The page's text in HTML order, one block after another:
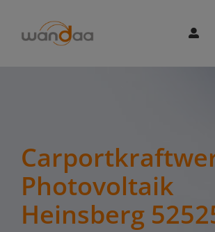
content
Unitree
Booster
Photovoltaik
Heinsberg